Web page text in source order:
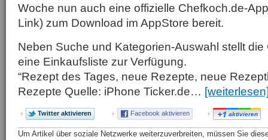
Woche nun auch eine offizielle Chefkoch.de-
Link) zum Download im AppStore bereit.
Neben Suche und Kategorien-Auswahl stellt
eine Einkaufsliste zur Verfügung.
“Rezept des Tages, neue Rezepte, neue
Rezepte Quelle: iPhone Ticker.de…
Twitter aktivieren Facebook aktivieren aktivieren
Um Artikel über soziale Netzwerke weiterzuverbreiten, müssen Sie